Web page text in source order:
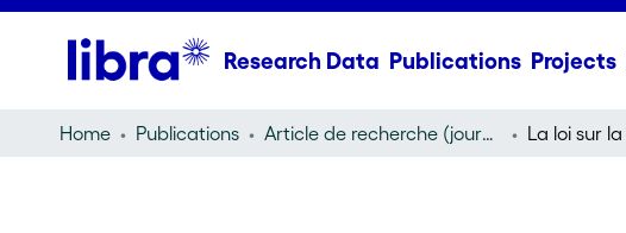
Research Data Publications Projects
Home Publications Article de recherche (journal article)